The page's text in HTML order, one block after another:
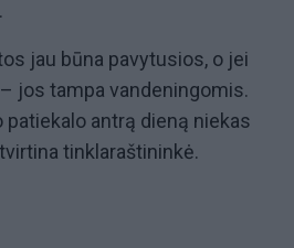
jau būna pavytusios, o jei
jos tampa vandeningomis.
patiekalo antrą dieną niekas
tinklaraštininkė.